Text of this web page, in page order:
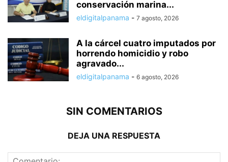
conservación marina...
eldigitalpanama - 7 agosto, 2026
A la cárcel cuatro imputados por
horrendo homicidio y robo
agravado...
eldigitalpanama - 6 agosto, 2026
SIN COMENTARIOS
DEJA UNA RESPUESTA